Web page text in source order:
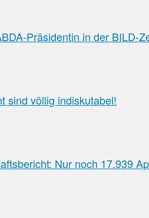
Präsidentin in der BILD-
sind völlig indiskutabel!
Nur noch 17.939